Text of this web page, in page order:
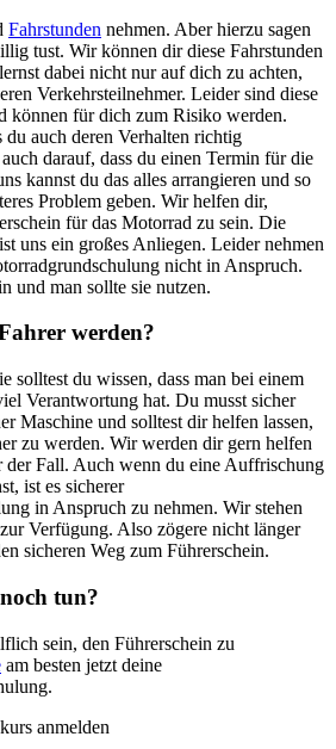
Fahrstunden nehmen. Aber hierzu sagen
tust. Wir können dir diese Fahrstunden
dabei nicht nur auf dich zu achten,
Verkehrsteilnehmer. Leider sind diese
können für dich zum Risiko werden.
auch deren Verhalten richtig
darauf, dass du einen Termin für die
kannst du das alles arrangieren und so
Problem geben. Wir helfen dir,
für das Motorrad zu sein. Die
uns ein großes Anliegen. Leider nehmen
nicht in Anspruch.
und man sollte sie nutzen.
werden?
solltest du wissen, dass man bei einem
Verantwortung hat. Du musst sicher
Maschine und solltest dir helfen lassen,
zu werden. Wir werden dir gern helfen
der Fall. Auch wenn du eine Auffrischung
ist es sicherer
in Anspruch zu nehmen. Wir stehen
Verfügung. Also zögere nicht länger
sicheren Weg zum Führerschein.
tun?
sein, den Führerschein zu
am besten jetzt deine
anmelden